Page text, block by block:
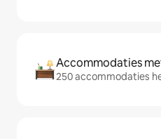
Accommodaties
250 accommodaties